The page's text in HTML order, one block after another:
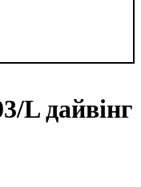
L дайвінг